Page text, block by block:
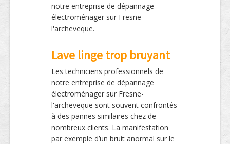
notre entreprise de dépannage
électroménager sur Fresne-
l'archeveque.
Lave linge trop bruyant
Les techniciens professionnels de
notre entreprise de dépannage
électroménager sur Fresne-
l'archeveque sont souvent confrontés
à des pannes similaires chez de
nombreux clients. La manifestation
par exemple d’un bruit anormal sur le